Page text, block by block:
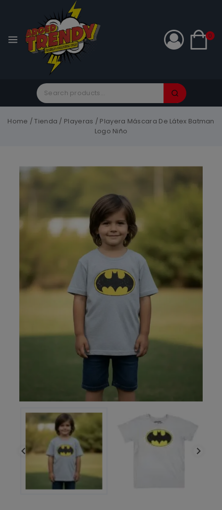
0
Home / Tienda / Playeras / Playera Máscara De Látex Batman
Logo Niño